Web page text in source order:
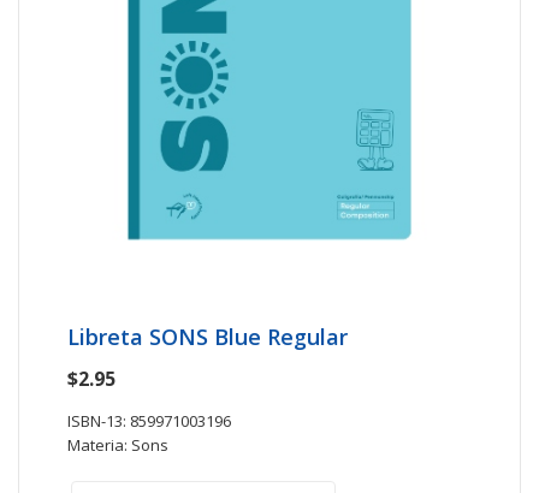
Libreta SONS Blue Regular
$2.95
ISBN-13: 859971003196
Materia: Sons